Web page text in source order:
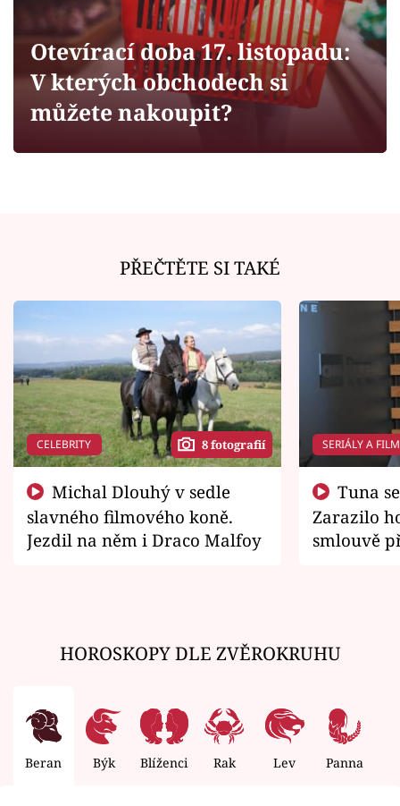
Sledujte prima+
Filmový festival Karlovy Vary
Sledujte nás
Otevírací doba 17. listopadu:
V kterých obchodech si
můžete nakoupit?
PŘEČTĚTE SI TAKÉ
CELEBRITY 8 fotografií
slavného filmového koně.
Jezdil na něm i Draco Malfoy
SERIÁLY A
Zarazilo
smlouvě
HOROSKOPY DLE ZVĚROKRUHU
Beran Býk Blíženci Rak Lev Panna